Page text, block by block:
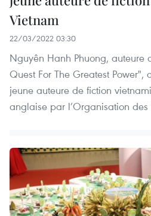
Vietnam
22/03/2022 03:30
Nguyên Hanh Phuong, auteure
Quest For The Greatest
jeune auteure de fiction
anglaise par l’Organisation